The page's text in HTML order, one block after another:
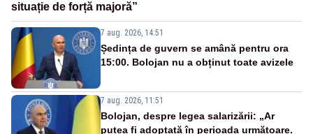
situație de forță majoră”
7 aug. 2026, 14:51
Ședința de guvern se amână pentru ora
15:00. Bolojan nu a obținut toate avizele
7 aug. 2026, 11:51
Bolojan, despre legea salarizării: „Ar
putea fi adoptată în perioada următoare.